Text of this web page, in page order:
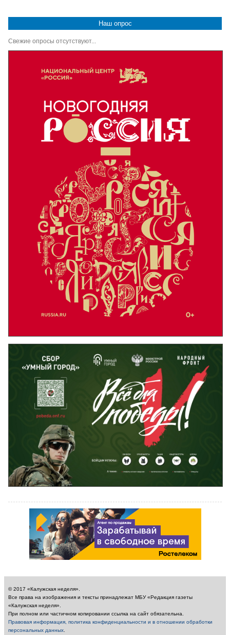
Наш опрос
Свежие опросы отсутствуют...
© 2017 «Калужская неделя».
Все права на изображения и тексты принадлежат МБУ «Редакция газеты
«Калужская неделя».
При полном или частичном копировании ссылка на сайт обязательна.
Правовая информация, политика конфиденциальности и в отношении обработки
персональных данных